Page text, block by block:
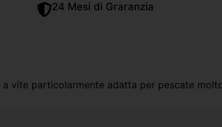
24 Mesi di Graranzia
vite particolarmente adatta per pescate